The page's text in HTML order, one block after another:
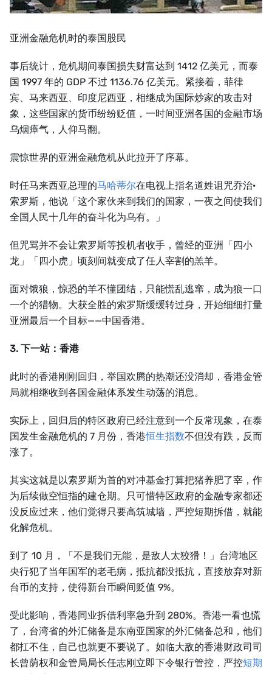
亚洲金融危机时的泰国股民
事后统计，危机期间泰国损失财富达到 1412 亿美元，而泰
国 1997 年的 GDP 不过 1136.76 亿美元。紧接着，菲律
宾、马来西亚、印度尼西亚，相继成为国际炒家的攻击对
象，这些国家的货币纷纷贬值，一时间亚洲各国的金融市场
乌烟瘴气，人仰马翻。
震惊世界的亚洲金融危机从此拉开了序幕。
时任马来西亚总理的马哈蒂尔在电视上指名道姓诅咒乔治·
索罗斯，他说「这个家伙来到我们的国家，一夜之间使我们
全国人民十几年的奋斗化为乌有。」
但咒骂并不会让索罗斯等投机者收手，曾经的亚洲「四小
龙」「四小虎」顷刻间就变成了任人宰割的羔羊。
面对饿狼，惊恐的羊不懂团结，只能慌乱逃窜，成为狼一口
一个的猎物。大获全胜的索罗斯缓缓转过身，开始细细打量
亚洲最后一个目标——中国香港。
3. 下一站：香港
此时的香港刚刚回归，举国欢腾的热潮还没消却，香港金管
局就相继收到各国金融体系发生动荡的消息。
实际上，回归后的特区政府已经注意到一个反常现象，在泰
国发生金融危机的 7 月份，香港恒生指数不但没有跌，反而
涨了。
其实这就是以索罗斯为首的对冲基金打算把猪养肥了宰，作
为后续做空恒指的建仓期。只可惜特区政府的金融专家都还
没反应过来，他们觉得只要高筑城墙，严控短期拆借，就能
化解危机。
到了 10 月，「不是我们无能，是敌人太狡猾！」台湾地区
央行犯了当年国军的老毛病，抵抗都没抵抗，直接放弃对新
台币的支持，使得新台币瞬间贬值 9%。
受此影响，香港同业拆借利率急升到 280%。香港一看也慌
了，台湾省的外汇储备是东南亚国家的外汇储备总和，他们
都扛不住，自己也就更不要说了。如临大敌的香港财政司司
长曾荫权和金管局局长任志刚立即下令银行管控，严控短期